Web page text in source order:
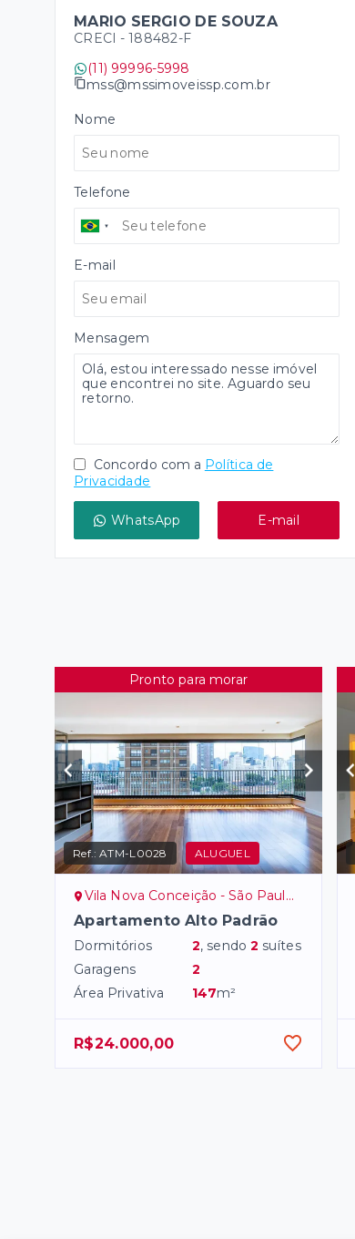
MARIO SERGIO DE SOUZA
CRECI - 188482-F
(11) 99996-5998
mss@mssimoveissp.com.br
Nome
Telefone
E-mail
Mensagem
Concordo com a Política de
Privacidade
WhatsApp E-mail
Pronto para morar
Ref.:ATM-L0028 ALUGUEL
Vila Nova Conceição - São Paulo/SP, Zona Sul
Apartamento Alto Padrão
Dormitórios 2, sendo2 suítes
Garagens
2
Área Privativa
147m²
R$24.000,00